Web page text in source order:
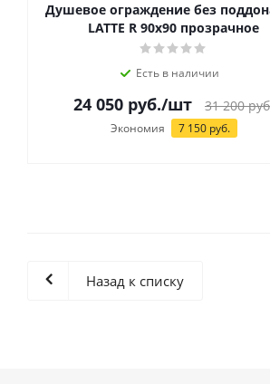
Душевое ограждение без
LATTE R 90х90 прозрачное
Есть в наличии
24 050 руб./шт 31 200
Экономия 7 150руб.
Назад к списку